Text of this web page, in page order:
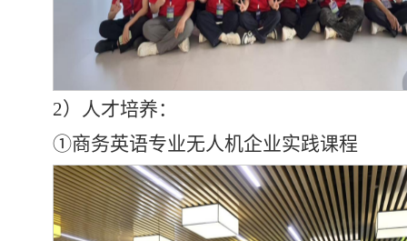
2）人才培养：
①商务英语专业无人机企业实践课程